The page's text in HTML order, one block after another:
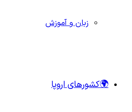
زبان و آموزش
🌍کشورهای اروپا